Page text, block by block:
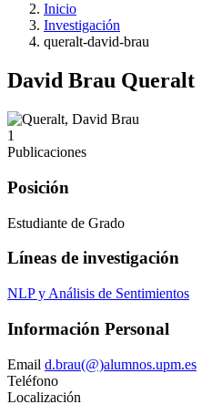
Inicio
Investigación
queralt-david-brau
David Brau Queralt
1
Publicaciones
Posición
Estudiante de Grado
Líneas de investigación
NLP y Análisis de Sentimientos
Información Personal
Email d.brau(@)alumnos.upm.es
Teléfono
Localización